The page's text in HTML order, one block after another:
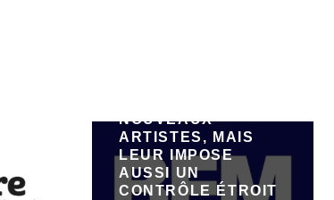
NOUVEAUX
ARTISTES, MAIS
LEUR IMPOSE
AUSSI UN
CONTRÔLE ÉTROIT